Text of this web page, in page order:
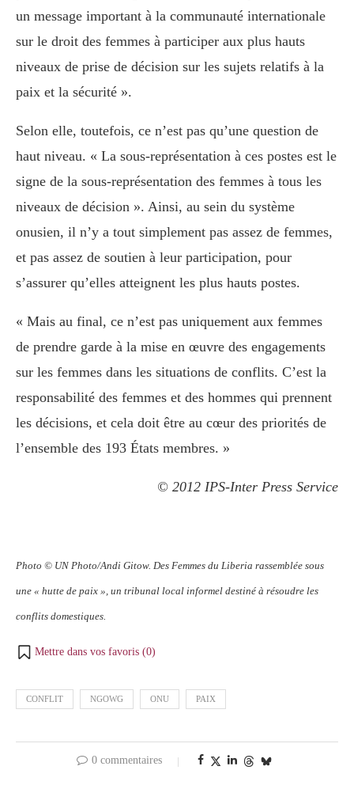
un message important à la communauté internationale
sur le droit des femmes à participer aux plus hauts
niveaux de prise de décision sur les sujets relatifs à la
paix et la sécurité ».
Selon elle, toutefois, ce n’est pas qu’une question de
haut niveau. « La sous-représentation à ces postes est le
signe de la sous-représentation des femmes à tous les
niveaux de décision ». Ainsi, au sein du système
onusien, il n’y a tout simplement pas assez de femmes,
et pas assez de soutien à leur participation, pour
s’assurer qu’elles atteignent les plus hauts postes.
« Mais au final, ce n’est pas uniquement aux femmes
de prendre garde à la mise en œuvre des engagements
sur les femmes dans les situations de conflits. C’est la
responsabilité des femmes et des hommes qui prennent
les décisions, et cela doit être au cœur des priorités de
l’ensemble des 193 États membres. »
© 2012 IPS-Inter Press Service
Photo © UN Photo/Andi Gitow. Des Femmes du Liberia rassemblée sous
une « hutte de paix », un tribunal local informel destiné à résoudre les
conflits domestiques.
Mettre dans vos favoris (0)
CONFLIT NGOWG ONU PAIX
0 commentaires